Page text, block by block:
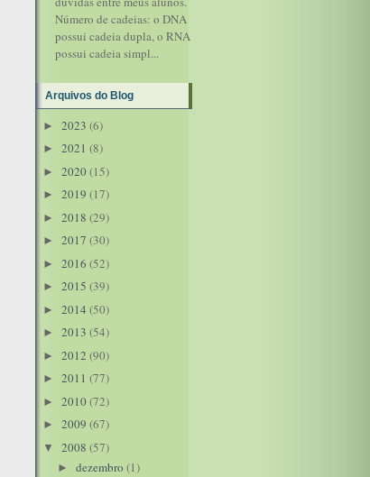
Número de cadeias: o DNA
possui cadeia dupla, o RNA
possui cadeia simpl...
Arquivos do Blog
► 2023 (6)
► 2021 (8)
► 2020 (15)
► 2019 (17)
► 2018 (29)
► 2017 (30)
► 2016 (52)
► 2015 (39)
► 2014 (50)
► 2013 (54)
► 2012 (90)
► 2011 (77)
► 2010 (72)
► 2009 (67)
▼ 2008 (57)
► dezembro (1)